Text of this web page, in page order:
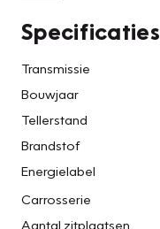
Specificaties
Transmissie
Bouwjaar
Tellerstand
Brandstof
Energielabel
Carrosserie
Aantal zitplaatsen